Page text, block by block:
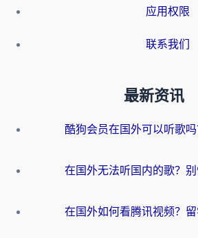
应用权限
联系我们
最新资讯